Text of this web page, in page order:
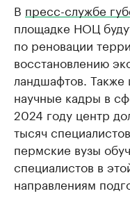
В пресс-службе
площадке НОЦ
по реновации
восстановлению
ландшафтов. Также
научные кадры в
2024 году центр
тысяч
пермские вузы
специалистов в
направлениям